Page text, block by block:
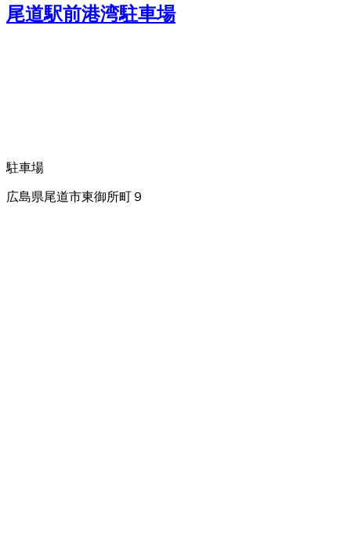
尾道駅前港湾駐車場
駐車場
広島県尾道市東御所町９